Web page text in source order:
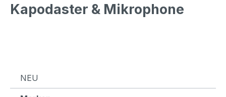
Kapodaster & Mikrophone
NEU